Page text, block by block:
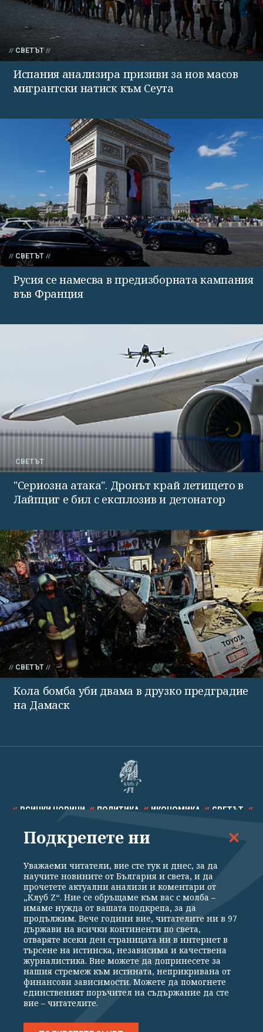
СВЕТЪТ
Испания анализира призиви за нов масов
мигрантски натиск към Сеута
СВЕТЪТ
Русия се намесва в предизборната кампания
във Франция
СВЕТЪТ
"Сериозна атака". Дронът край летището в
Лайпциг е бил с експлозив и детонатор
СВЕТЪТ
Кола бомба уби двама в друзко предградие
на Дамаск
ВСИЧКИ НОВИНИ ПОЛИТИКА ИКОНОМИКА СВЕТЪТ
СПОРТ КУЛТУРА ТЕХНОЛОГИИ КАЛЕЙДОСКОП
Общи условия
Политика за поверителност
Реклама
Партньори Контакти
За Клуб Z
Екип
Подкрепете ни
Издател на www.clubz.bg е „Клуб Зебра Медия“ ЕООД, София, ул. "Алеко
Константинов" 3. Всички права запазени 2026 „Клуб Зебра Медия“
Препечатването на материали, снимки и видео от www.clubz.bg без
Подкрепете ни
Уважаеми читатели, вие сте тук и днес, за да
научите новините от България и света, и да
прочетете актуални анализи и коментари от
„Клуб Z“. Ние се обръщаме към вас с молба –
имаме нужда от вашата подкрепа, за да
продължим. Вече години вие, читателите ни в 97
държави на всички континенти по света,
отваряте всеки ден страницата ни в интернет в
търсене на истинска, независима и качествена
журналистика. Вие можете да допринесете за
нашия стремеж към истината, неприкривана от
финансови зависимости. Можете да помогнете
единственият поръчител на съдържание да сте
вие – читателите.